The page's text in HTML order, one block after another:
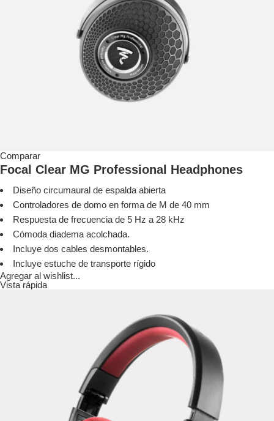
Comparar
Focal Clear MG Professional Headphones
Diseño circumaural de espalda abierta
Controladores de domo en forma de M de 40 mm
Respuesta de frecuencia de 5 Hz a 28 kHz
Cómoda diadema acolchada.
Incluye dos cables desmontables.
Incluye estuche de transporte rígido
Agregar al wishlist...
Vista rápida